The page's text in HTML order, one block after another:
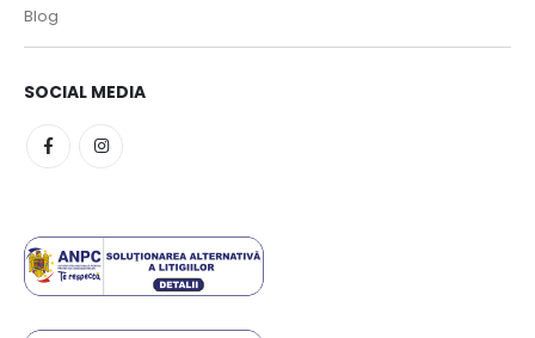
Blog
SOCIAL MEDIA